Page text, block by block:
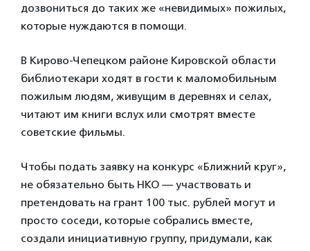
дозвониться до таких же «невидимых» пожилых,
которые нуждаются в помощи.
В Кирово-Чепецком районе Кировской области
библиотекари ходят в гости к маломобильным
пожилым людям, живущим в деревнях и селах,
читают им книги вслух или смотрят вместе
советские фильмы.
Чтобы подать заявку на конкурс «Ближний круг»,
не обязательно быть НКО — участвовать и
претендовать на грант 100 тыс. рублей могут и
просто соседи, которые собрались вместе,
создали инициативную группу, придумали, как